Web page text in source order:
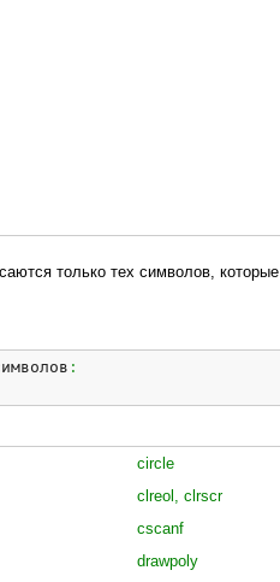
только тех символов,
:
circle
clreol, clrscr
cscanf
drawpoly